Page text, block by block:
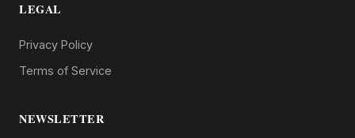
LEGAL
Privacy Policy
Terms of Service
NEWSLETTER